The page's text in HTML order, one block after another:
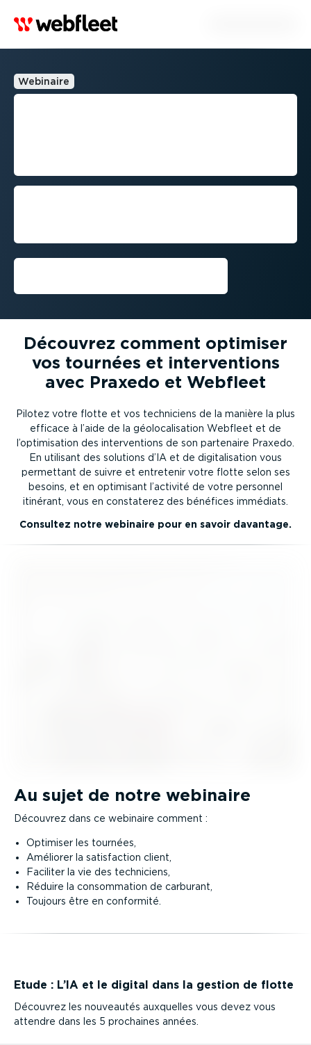
Webinaire
Comment optimiser vos tournées et
Découvrez comment optimiser
vos tournées et interventions
avec Praxedo et Webfleet
Pilotez votre flotte et vos techniciens de la manière la plus
efficace à l’aide de la géolocalisation Webfleet et de
l’optimisation des interventions de son partenaire Praxedo.
En utilisant des solutions d’IA et de digitalisation vous
permettant de suivre et entretenir votre flotte selon ses
besoins, et en optimisant l’activité de votre personnel
itinérant, vous en constaterez des bénéfices immédiats.
Consultez notre webinaire pour en savoir davantage.
Au sujet de notre webinaire
Découvrez dans ce webinaire comment :
Optimiser les tournées,
Améliorer la satisfaction client,
Faciliter la vie des techniciens,
Réduire la consommation de carburant,
Toujours être en conformité.
Etude : L’IA et le digital dans la gestion de flotte
Découvrez les nouveautés auxquelles vous devez vous
attendre dans les 5 prochaines années.